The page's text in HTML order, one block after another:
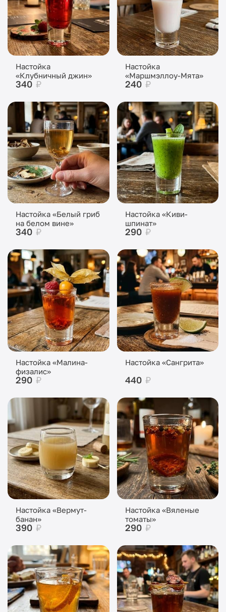
Настойка
«Клубничный джин»
340 ₽
Настойка
«Маршмэллоу-Мята»
240 ₽
Настойка «Белый гриб
на белом вине»
340 ₽
Настойка «Киви-
шпинат»
290 ₽
Настойка «Малина-
физалис»
290 ₽
Настойка «Сангрита»
440 ₽
Настойка «Вермут-
банан»
390 ₽
Настойка «Вяленые
томаты»
290 ₽